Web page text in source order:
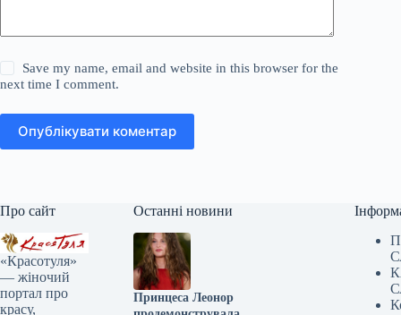
Save my name, email and website in this browser for the
next time I comment.
Опублікувати коментар
Про сайт
«Красотуля»
— жіночий
портал про
красу,
Останні новини
Принцеса Леонор